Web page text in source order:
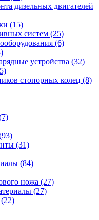
дизельных двигателей
(15)
систем (25)
(6)
устройства (32)
стопорных колец (8)
(31)
(84)
ножа (27)
(27)
(22)